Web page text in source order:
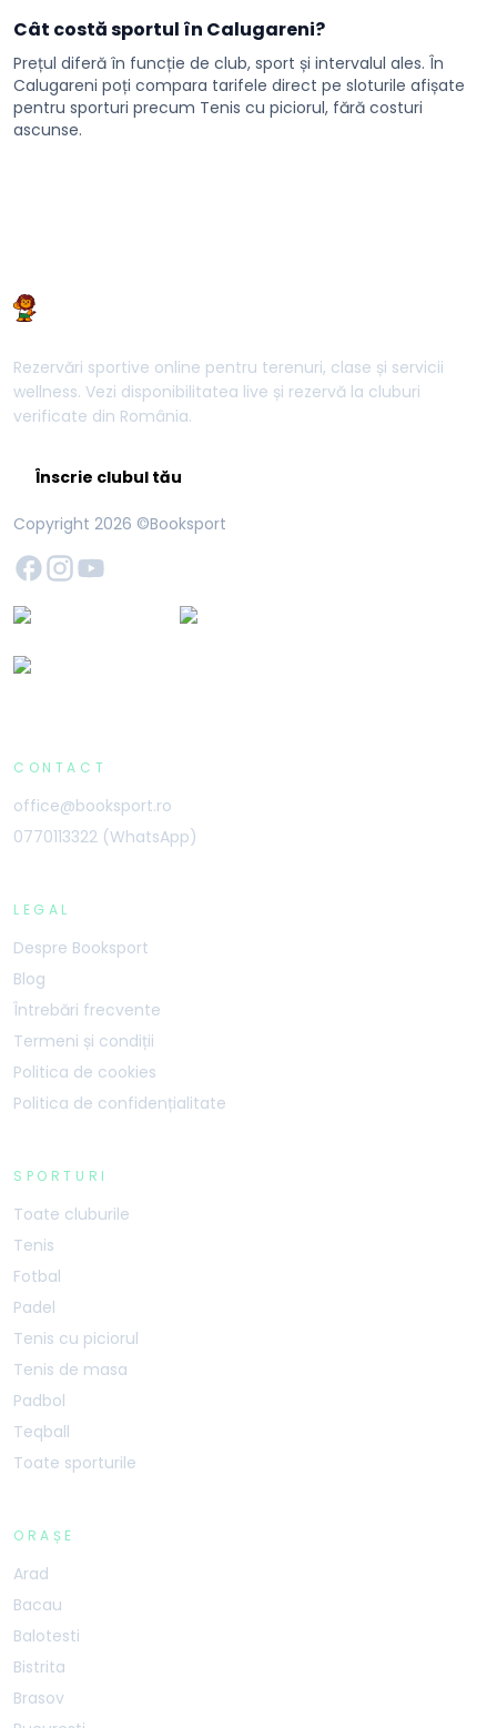
Cât costă sportul în Calugareni?
Prețul diferă în funcție de club, sport și intervalul ales. În
Calugareni poți compara tarifele direct pe sloturile afișate
pentru sporturi precum Tenis cu piciorul, fără costuri
ascunse.
Rezervări sportive online pentru terenuri, clase și servicii
wellness. Vezi disponibilitatea live și rezervă la cluburi
verificate din România.
Înscrie clubul tău
Copyright 2026 ©Booksport
CONTACT
office@booksport.ro
0770113322 (WhatsApp)
LEGAL
Despre Booksport
Blog
Întrebări frecvente
Termeni și condiții
Politica de cookies
Politica de confidențialitate
SPORTURI
Toate cluburile
Tenis
Fotbal
Padel
Tenis cu piciorul
Tenis de masa
Padbol
Teqball
Toate sporturile
ORAȘE
Arad
Bacau
Balotesti
Bistrita
Brasov